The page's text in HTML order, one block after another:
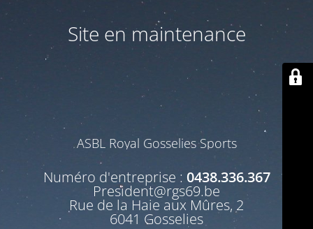
Site en maintenance
ASBL Royal Gosselies Sports
Numéro d'entreprise : 0438.336.367
President@rgs69.be
Rue de la Haie aux Mûres, 2
6041 Gosselies